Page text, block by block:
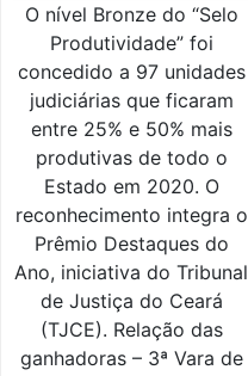
O nível Bronze do “Selo
Produtividade” foi
concedido a 97 unidades
judiciárias que ficaram
entre 25% e 50% mais
produtivas de todo o
Estado em 2020. O
reconhecimento integra o
Prêmio Destaques do
Ano, iniciativa do Tribunal
de Justiça do Ceará
(TJCE). Relação das
ganhadoras – 3ª Vara de